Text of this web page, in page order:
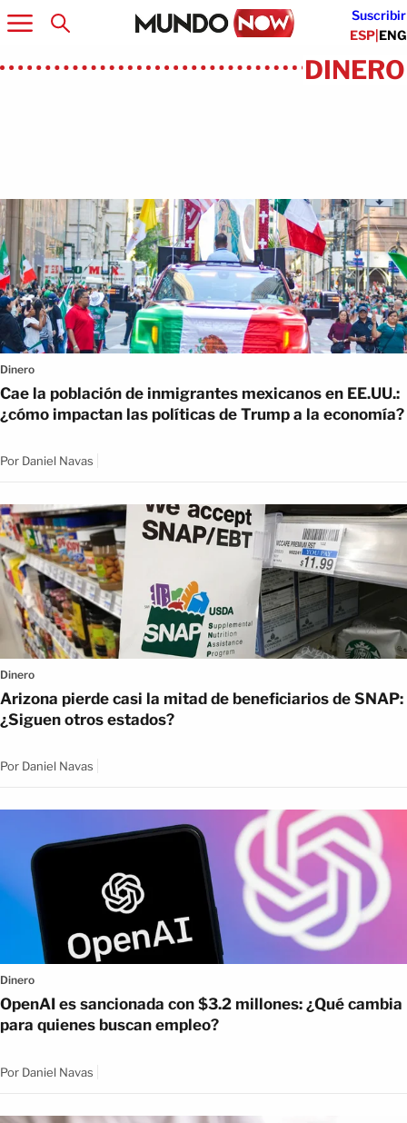
Suscribir
ESP|ENG
DINERO
Artículos
Dinero
Cae la población de inmigrantes mexicanos en EE.UU.:
¿cómo impactan las políticas de Trump a la economía?
Por Daniel Navas
Dinero
Arizona pierde casi la mitad de beneficiarios de SNAP:
¿Siguen otros estados?
Por Daniel Navas
Dinero
OpenAI es sancionada con $3.2 millones: ¿Qué cambia
para quienes buscan empleo?
Por Daniel Navas